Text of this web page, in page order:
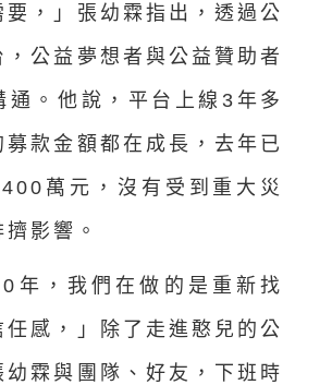
要，」張幼霖指出，透過公
，公益夢想者與公益贊助者
通。他說，平台上線3年多
募款金額都在成長，去年已
萬元，沒有受到重大災
影響。
年，我們在做的是重新找
任感，」除了走進憨兒的公
幼霖與團隊、好友，下班時